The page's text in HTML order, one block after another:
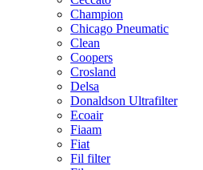
Champion
Chicago Pneumatic
Clean
Coopers
Crosland
Delsa
Donaldson Ultrafilter
Ecoair
Fiaam
Fiat
Fil filter